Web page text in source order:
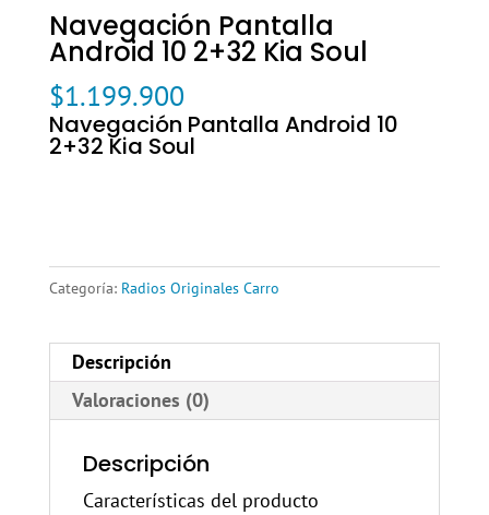
Navegación Pantalla
Android 10 2+32 Kia Soul
$1.199.900
Navegación Pantalla Android 10
2+32 Kia Soul
Categoría: Radios Originales Carro
Descripción
Valoraciones (0)
Descripción
Características del producto